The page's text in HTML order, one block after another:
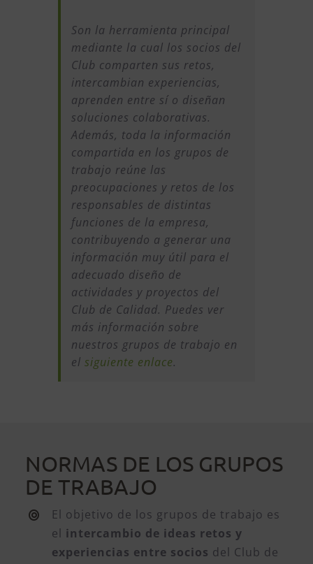
Son la herramienta principal
mediante la cual los socios del
Club comparten sus retos,
intercambian experiencias,
aprenden entre sí o diseñan
soluciones colaborativas.
Además, toda la información
compartida en los grupos de
trabajo reúne las
preocupaciones y retos de los
responsables de distintas
funciones de la empresa,
contribuyendo a generar una
información muy útil para el
adecuado diseño de
actividades y proyectos del
Club de Calidad. Puedes ver
más información sobre
nuestros grupos de trabajo en
el siguiente enlace.
NORMAS DE LOS GRUPOS
DE TRABAJO
El objetivo de los grupos de trabajo es
el intercambio de ideas retos y
experiencias entre socios del Club de